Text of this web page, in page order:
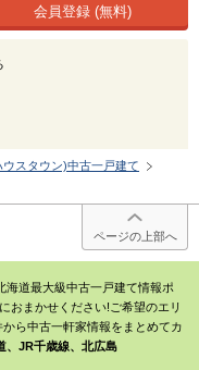
会員登録 (無料)
スタウン)中古一戸建て
ページの上部へ
道最大級中古一戸建て情報ポ
おまかせください!ご希望のエリ
ら中古一軒家情報をまとめてカ
、JR千歳線、北広島